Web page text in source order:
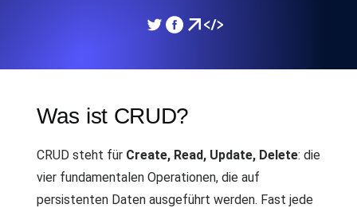
Was ist CRUD?
CRUD steht für Create, Read, Update, Delete: die
vier fundamentalen Operationen, die auf
persistenten Daten ausgeführt werden. Fast jede